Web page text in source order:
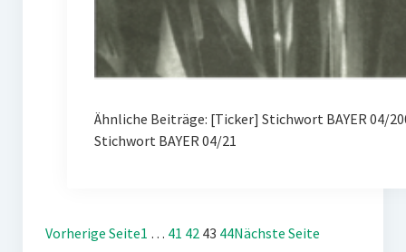
Ähnliche Beiträge: [Ticker] Stichwort BAYER 04/
Stichwort BAYER 04/21
Vorherige Seite1 … 41 42 43 44Nächste Seite